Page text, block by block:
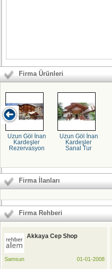
Firma Ürünleri
Uzun Göl İnan
Kardeşler
Rezervasyon
Uzun Göl İnan
Kardeşler
Sanal Tur
Firma İlanları
Firma Rehberi
Akkaya Cep Shop
Samsun 01-01-2008